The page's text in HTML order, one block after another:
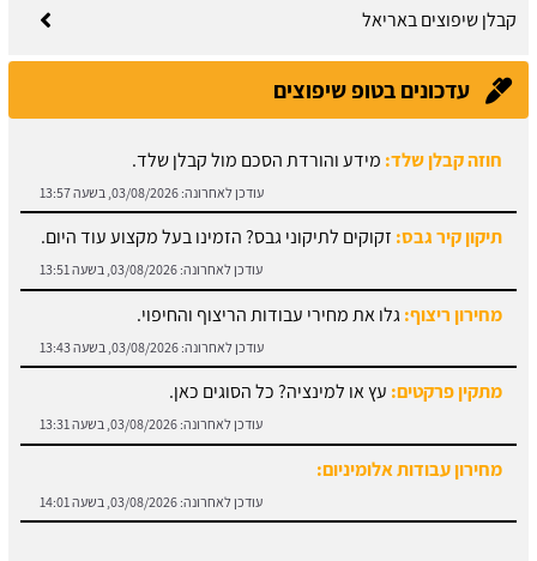
קבלן שיפוצים באריאל
עדכונים בטופ שיפוצים
תיקון קיר גבס:זקוקים לתיקוני גבס? הזמינו בעל מקצוע עוד היום.
עודכן לאחרונה:03/08/2026, בשעה 13:51
מחירון ריצוף:גלו את מחירי עבודות הריצוף והחיפוי.
עודכן לאחרונה: 03/08/2026, בשעה 13:43
מתקין פרקטים:עץ או למינציה? כל הסוגים כאן.
עודכן לאחרונה:03/08/2026, בשעה 13:31
מחירון עבודות אלומיניום:
עודכן לאחרונה: 03/08/2026, בשעה 14:01
חוזה קבלן שלד:מידע והורדת הסכם מול קבלן שלד.
עודכן לאחרונה: 03/08/2026, בשעה 13:57